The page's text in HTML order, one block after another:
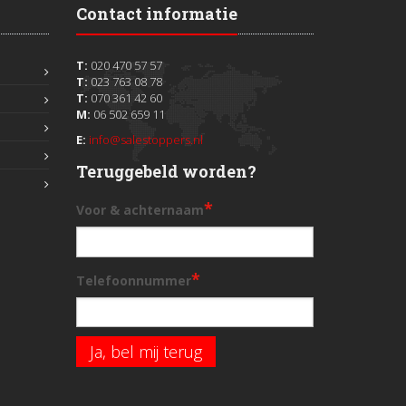
Contact informatie
T: 020 470 57 57
T: 023 763 08 78
T: 070 361 42 60
M: 06 502 659 11
E: info@salestoppers.nl
Teruggebeld worden?
Voor & achternaam*
Telefoonnummer*
Ja, bel mij terug